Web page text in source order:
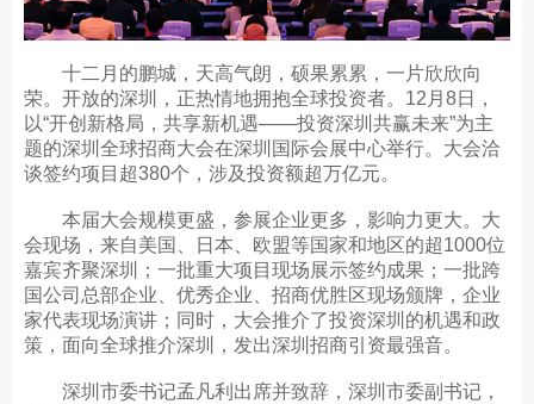
十二月的鹏城，天高气朗，硕果累累，一片欣欣向
荣。开放的深圳，正热情地拥抱全球投资者。12月8日，
以“开创新格局，共享新机遇——投资深圳共赢未来”为主
题的深圳全球招商大会在深圳国际会展中心举行。大会洽
谈签约项目超380个，涉及投资额超万亿元。
本届大会规模更盛，参展企业更多，影响力更大。大
会现场，来自美国、日本、欧盟等国家和地区的超1000位
嘉宾齐聚深圳；一批重大项目现场展示签约成果；一批跨
国公司总部企业、优秀企业、招商优胜区现场颁牌，企业
家代表现场演讲；同时，大会推介了投资深圳的机遇和政
策，面向全球推介深圳，发出深圳招商引资最强音。
深圳市委书记孟凡利出席并致辞，深圳市委副书记，